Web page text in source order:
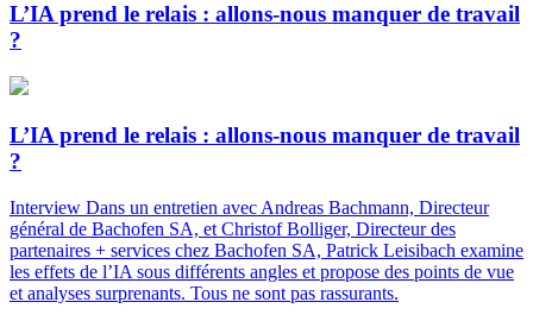
L’IA prend le relais : allons-nous manquer de travail
?
L’IA prend le relais : allons-nous manquer de travail
?
Interview Dans un entretien avec Andreas Bachmann, Directeur
général de Bachofen SA, et Christof Bolliger, Directeur des
partenaires + services chez Bachofen SA, Patrick Leisibach examine
les effets de l’IA sous différents angles et propose des points de vue
et analyses surprenants. Tous ne sont pas rassurants.